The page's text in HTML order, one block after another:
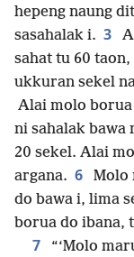
hepeng naung
sasahalak i. 3
sahat tu 60
ukkuran sekel
Alai molo borua
ni sahalak bawa
20 sekel. Alai
argana. 6
Molo
do bawa i, lima
borua do ibana,
7
“‘Molo